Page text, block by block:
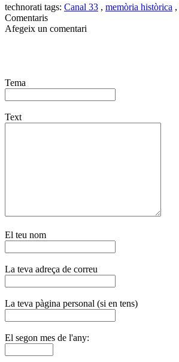
technorati tags: Canal 33 , memòria històrica ,
Comentaris
Afegeix un comentari
Tema
Text
El teu nom
La teva adreça de correu
La teva pàgina personal (si en tens)
El segon mes de l'any: